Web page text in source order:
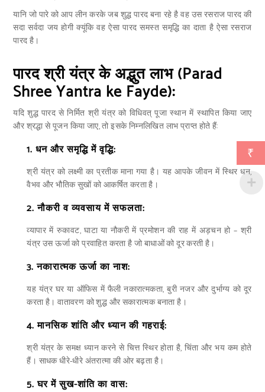
यानि जो पारे को आप लीन करके जब शुद्ध पारद बना रहे है वह उस रसराज पारद की
सदा सर्वदा जय होगी क्यूंकि वह ऐसा पारद समस्त समृद्धि का दाता है ऐसा रसराज
पारद है।
पारद श्री यंत्र के अद्भुत लाभ (Parad
Shree Yantra ke Fayde):
यदि शुद्ध पारद से निर्मित श्री यंत्र को विधिवत् पूजा स्थान में स्थापित किया जाए
और श्रद्धा से पूजन किया जाए, तो इसके निम्नलिखित लाभ प्राप्त होते हैं:
1.धन और समृद्धि में वृद्धि:
श्री यंत्र को लक्ष्मी का प्रतीक माना गया है। यह आपके जीवन में स्थिर धन,
वैभव और भौतिक सुखों को आकर्षित करता है।
2.नौकरी व व्यवसाय में सफलता:
व्यापार में रुकावट, घाटा या नौकरी में प्रमोशन की राह में अड़चन हो – श्री
यंत्र उस ऊर्जा को प्रवाहित करता है जो बाधाओं को दूर करती है।
3.नकारात्मक ऊर्जा का नाश:
यह यंत्र घर या ऑफिस में फैली नकारात्मकता, बुरी नजर और दुर्भाग्य को दूर
करता है। वातावरण को शुद्ध और सकारात्मक बनाता है।
4.मानसिक शांति और ध्यान की गहराई:
श्री यंत्र के समक्ष ध्यान करने से चित्त स्थिर होता है, चिंता और भय कम होते
हैं। साधक धीरे-धीरे अंतरात्मा की ओर बढ़ता है।
5.घर में सुख-शांति का वास:
₹